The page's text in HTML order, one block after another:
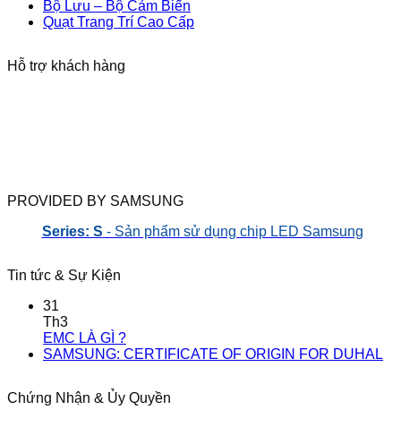
Bộ Lưu – Bộ Cảm Biến
Quạt Trang Trí Cao Cấp
Hỗ trợ khách hàng
PROVIDED BY SAMSUNG
Series: S - Sản phẩm sử dụng chip LED Samsung
Tin tức & Sự Kiện
31
Th3
EMC LÀ GÌ ?
SAMSUNG: CERTIFICATE OF ORIGIN FOR DUHAL
Chứng Nhận & Ủy Quyền